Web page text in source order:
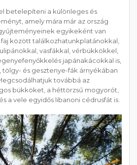
betelepíteni a különleges és
amely mára már az ország
egyikeként van
faj között találkozhatunkplatánokkal,
vasfákkal, vérbükkökkel,
japánakácokkal is,
tölgy- és gesztenye-fák árnyékában
továbbá az
bükköket, a héttörzsű mogyorót,
a vele egyidős libanoni cédrusfát is.